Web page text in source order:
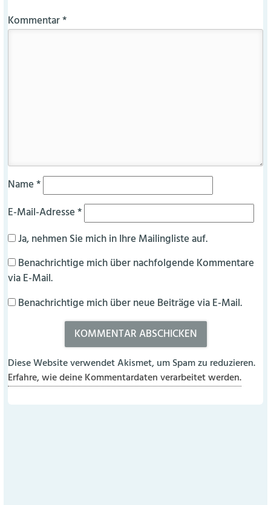
Kommentar*
Name*
E-Mail-Adresse*
Ja, nehmen Sie mich in Ihre Mailingliste auf.
Benachrichtige mich über nachfolgende Kommentare
via E-Mail.
Benachrichtige mich über neue Beiträge via E-Mail.
Diese Website verwendet Akismet, um Spam zu reduzieren.
Erfahre, wie deine Kommentardaten verarbeitet werden.